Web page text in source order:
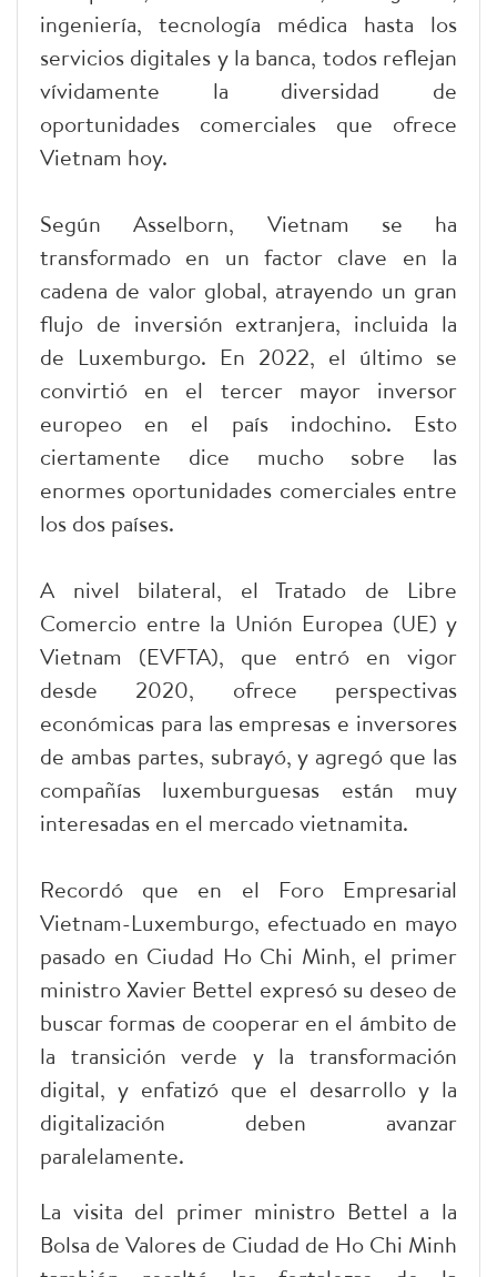
ingeniería, tecnología médica hasta los
servicios digitales y la banca, todos reflejan
vívidamente la diversidad de
oportunidades comerciales que ofrece
Vietnam hoy.
Según Asselborn, Vietnam se ha
transformado en un factor clave en la
cadena de valor global, atrayendo un gran
flujo de inversión extranjera, incluida la
de Luxemburgo. En 2022, el último se
convirtió en el tercer mayor inversor
europeo en el país indochino. Esto
ciertamente dice mucho sobre las
enormes oportunidades comerciales entre
los dos países.
A nivel bilateral, el Tratado de Libre
Comercio entre la Unión Europea (UE) y
Vietnam (EVFTA), que entró en vigor
desde 2020, ofrece perspectivas
económicas para las empresas e inversores
de ambas partes, subrayó, y agregó que las
compañías luxemburguesas están muy
interesadas en el mercado vietnamita.
Recordó que en el Foro Empresarial
Vietnam-Luxemburgo, efectuado en mayo
pasado en Ciudad Ho Chi Minh, el primer
ministro Xavier Bettel expresó su deseo de
buscar formas de cooperar en el ámbito de
la transición verde y la transformación
digital, y enfatizó que el desarrollo y la
digitalización deben avanzar
paralelamente.
La visita del primer ministro Bettel a la
Bolsa de Valores de Ciudad de Ho Chi Minh